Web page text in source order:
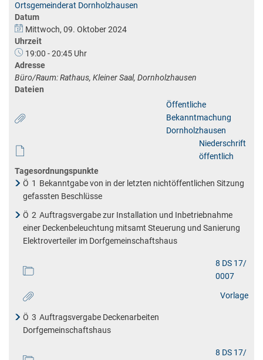
Ortsgemeinderat Dornholzhausen
Datum
Mittwoch, 09. Oktober 2024
Uhrzeit
19:00 - 20:45 Uhr
Adresse
Büro/Raum: Rathaus, Kleiner Saal, Dornholzhausen
Dateien
Öffentliche
Bekanntmachung
Dornholzhausen
Niederschrift
öffentlich
Tagesordnungspunkte
Ö 1 Bekanntgabe von in der letzten nichtöffentlichen Sitzung
gefassten Beschlüsse
Ö 2 Auftragsvergabe zur Installation und Inbetriebnahme
einer Deckenbeleuchtung mitsamt Steuerung und Sanierung
Elektroverteiler im Dorfgemeinschaftshaus
8 DS 17/
0007
Vorlage
Ö 3 Auftragsvergabe Deckenarbeiten
Dorfgemeinschaftshaus
8 DS 17/